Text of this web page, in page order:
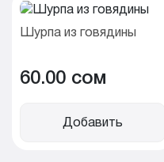
Шурпа из говядины
60.00 cом
Добавить